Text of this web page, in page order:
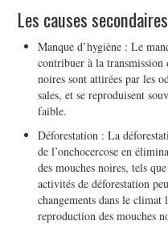
Les causes
Manque d’hygiène : Le
contribuer à la transmission
noires sont attirées par les
sales, et se reproduisent
faible.
Déforestation : La
de l’onchocercose en
des mouches noires, tels
activités de déforestation
changements dans le
reproduction des mouches